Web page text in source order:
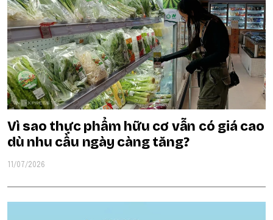
Vì sao thực phẩm hữu cơ vẫn có giá cao
dù nhu cầu ngày càng tăng?
11/07/2026